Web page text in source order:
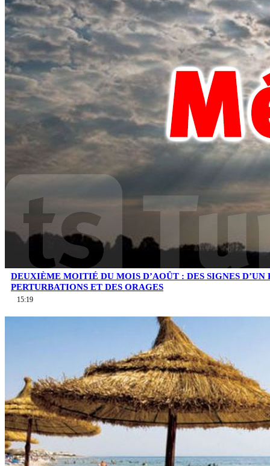
DEUXIÈME MOITIÉ DU MOIS D’AOÛT : DES SIGNES D’UN
PERTURBATIONS ET DES ORAGES
15:19